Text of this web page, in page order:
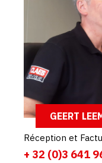
GEERT
Réception et
+ 32 (0)3 641